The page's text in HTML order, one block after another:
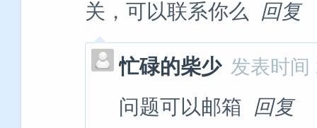
关，可以联系你么
回复
忙碌的柴少 发表时
问题可以邮箱 回复